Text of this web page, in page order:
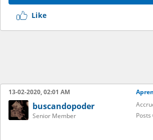
Like
13-02-2020, 02:01 AM
buscandopoder
Senior Member
Posts